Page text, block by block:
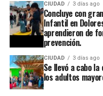
CIUDAD 3 días ago
Concluye con
Infantil en
aprendieron de
prevención.
CIUDAD 3 días ago
Se llevó a cabo
los adultos